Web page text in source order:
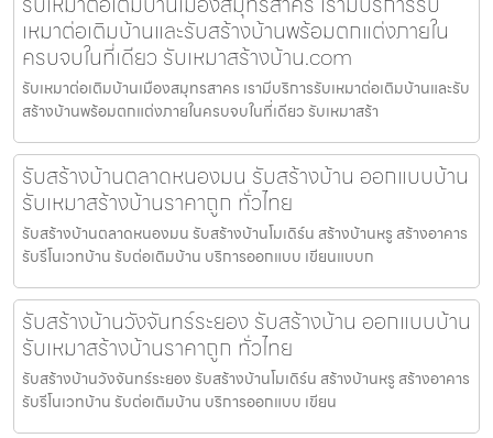
เหมาต่อเติมบ้านและรับสร้างบ้านพร้อมตกแต่งภายใน
ครบจบในที่เดียว รับเหมาสร้างบ้าน.com
รับเหมาต่อเติมบ้านเมืองสมุทรสาคร เรามีบริการรับเหมาต่อเติมบ้านและรับ
สร้างบ้านพร้อมตกแต่งภายในครบจบในที่เดียว รับเหมาสร้า
รับสร้างบ้านตลาดหนองมน รับสร้างบ้าน ออกแบบบ้าน
รับเหมาสร้างบ้านราคาถูก ทั่วไทย
รับสร้างบ้านตลาดหนองมน รับสร้างบ้านโมเดิร์น สร้างบ้านหรู สร้างอาคาร
รับรีโนเวทบ้าน รับต่อเติมบ้าน บริการออกแบบ เขียนแบบก
รับสร้างบ้านวังจันทร์ระยอง รับสร้างบ้าน ออกแบบบ้าน
รับเหมาสร้างบ้านราคาถูก ทั่วไทย
รับสร้างบ้านวังจันทร์ระยอง รับสร้างบ้านโมเดิร์น สร้างบ้านหรู สร้างอาคาร
รับรีโนเวทบ้าน รับต่อเติมบ้าน บริการออกแบบ เขียน